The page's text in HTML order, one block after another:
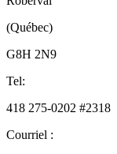
(Québec)
G8H 2N9
Tel:
418 275-0202 #2318
Courriel :